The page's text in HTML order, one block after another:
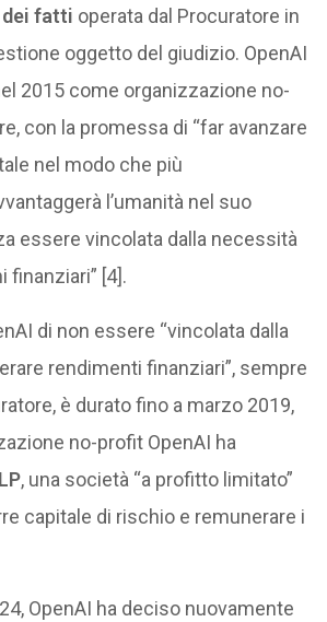
fatti operata dal Procuratore in
oggetto del giudizio. OpenAI
2015 come organizzazione no-
con la promessa di “far avanzare
nel modo che più
l’umanità nel suo
essere vincolata dalla necessità
finanziari” [4].
di non essere “vincolata dalla
rendimenti finanziari”, sempre
è durato fino a marzo 2019,
no-profit OpenAI ha
, una società “a profitto limitato”
capitale di rischio e remunerare i
OpenAI ha deciso nuovamente